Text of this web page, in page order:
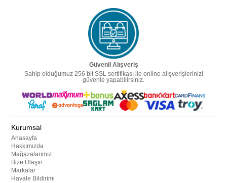
Güvenli Alışveriş
Sahip olduğumuz 256 bit SSL sertifikası ile online alışverişlerinizi
güvenle yapabilirsiniz.
Kurumsal
Anasayfa
Hakkımızda
Mağazalarımız
Bize Ulaşın
Markalar
Havale Bildirimi